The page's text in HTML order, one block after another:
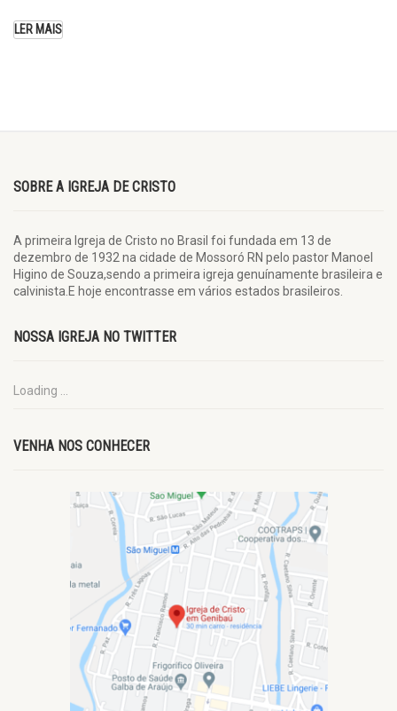
LER MAIS
SOBRE A IGREJA DE CRISTO
A primeira Igreja de Cristo no Brasil foi fundada em 13 de
dezembro de 1932 na cidade de Mossoró RN pelo pastor Manoel
Higino de Souza,sendo a primeira igreja genuínamente brasileira e
calvinista.E hoje encontrasse em vários estados brasileiros.
NOSSA IGREJA NO TWITTER
Loading ...
VENHA NOS CONHECER